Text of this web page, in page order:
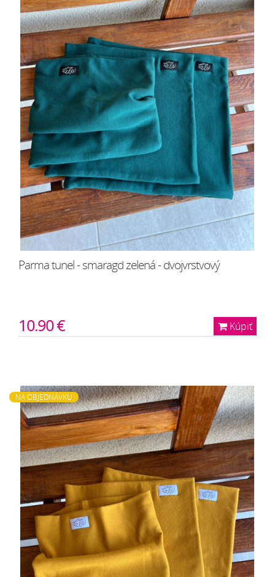
Parma tunel - smaragd zelená - dvojvrstvový
Kúpiť
10.90 €
NA OBJEDNÁVKU